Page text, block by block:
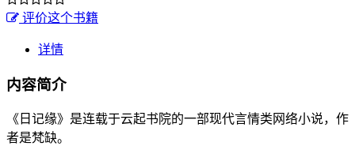
评价这个书籍
详情
内容简介
《日记缘》是连载于云起书院的一部现代言情类网络小说，作
者是梵缺。